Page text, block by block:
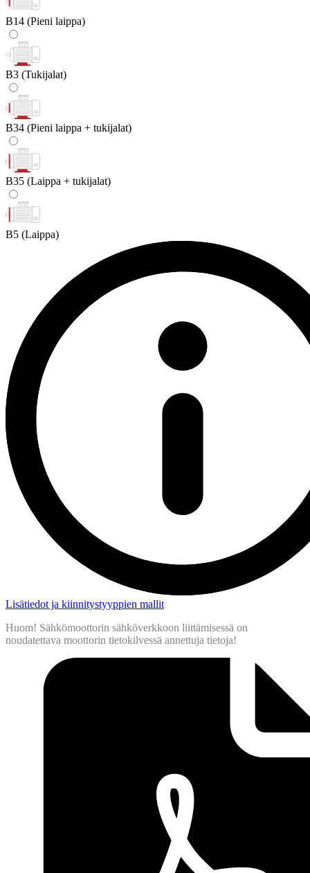
B14 (Pieni laippa)
B3 (Tukijalat)
B34 (Pieni laippa + tukijalat)
B35 (Laippa + tukijalat)
B5 (Laippa)
Lisätiedot ja kiinnitystyyppien mallit
Huom! Sähkömoottorin sähköverkkoon liittämisessä on
noudatettava moottorin tietokilvessä annettuja tietoja!